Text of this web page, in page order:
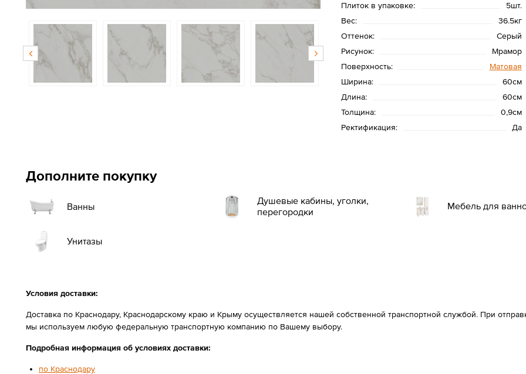
Плиток в упаковке:
5шт.
Вес:
36.5кг
Оттенок:
Серый
Рисунок:
Мрамор
Поверхность:
Матовая
Ширина:
60см
Длина:
60см
Толщина:
0,9см
Ректификация:
Да
Дополните покупку
Ванны
Душевые кабины, уголки,
перегородки
Мебель для
Унитазы
Условия доставки:
Доставка по Краснодару, Краснодарскому краю и Крыму осуществляется нашей собственной транспортной службой. При
мы используем любую федеральную транспортную компанию по Вашему выбору.
Подробная информация об условиях доставки:
по Краснодару